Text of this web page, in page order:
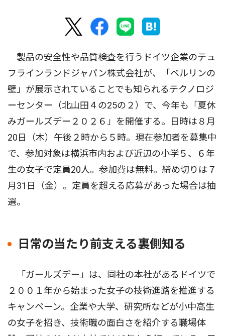
製品の安全性や品質検査を行うドイツ企業のテュ
フラインランドジャパン株式会社が、「ベルリンの
壁」が展示されていることでも知られるテクノロジ
ーセンター（北山田４の25の２）で、今年も「夏休
みガールズデー２０２６」を開催する。日時は８月
20日（木）午後２時から５時。現在参加者を募集中
で、参加対象は横浜市内および近辺の小学５、６年
生の女子で定員20人。参加費は無料。締め切りは７
月31日（金）。定員を超える応募があった場合は抽
選。
日常の当たり前支える裏側知る
「ガールズデー」は、同社の本社があるドイツで
２００１年から始まった女子の技術進路を推進する
キャンペーン。企業や大学、研究所などが小中高生
の女子を招き、技術職の面白さを紹介する職場体